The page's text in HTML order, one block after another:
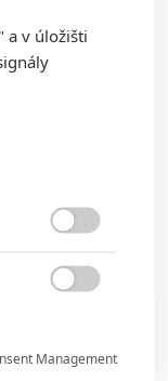
a v úložišti

Management